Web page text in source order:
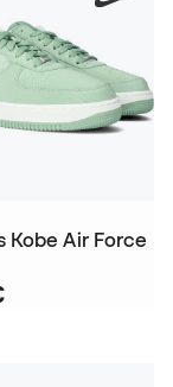
Kobe Air Force